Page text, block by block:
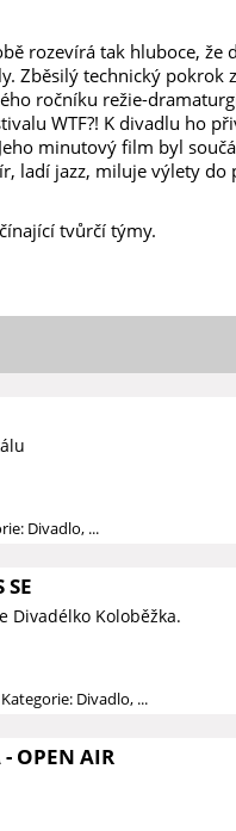
rozevírá tak hluboce, že
Zběsilý technický pokrok
ročníku režie-
WTF?! K divadlu ho
minutový film byl
ladí jazz, miluje výlety do
tvůrčí týmy.
Divadlo, ...
SE
Divadélko Koloběžka.
Kategorie: Divadlo, ...
OPEN AIR